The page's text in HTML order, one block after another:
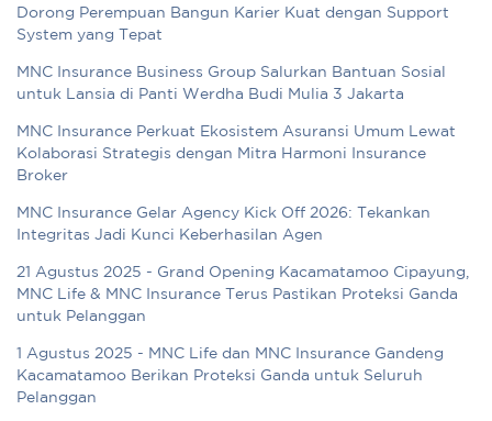
Dorong Perempuan Bangun Karier Kuat dengan Support
System yang Tepat
MNC Insurance Business Group Salurkan Bantuan Sosial
untuk Lansia di Panti Werdha Budi Mulia 3 Jakarta
MNC Insurance Perkuat Ekosistem Asuransi Umum Lewat
Kolaborasi Strategis dengan Mitra Harmoni Insurance
Broker
MNC Insurance Gelar Agency Kick Off 2026: Tekankan
Integritas Jadi Kunci Keberhasilan Agen
21 Agustus 2025 - Grand Opening Kacamatamoo Cipayung,
MNC Life & MNC Insurance Terus Pastikan Proteksi Ganda
untuk Pelanggan
1 Agustus 2025 - MNC Life dan MNC Insurance Gandeng
Kacamatamoo Berikan Proteksi Ganda untuk Seluruh
Pelanggan